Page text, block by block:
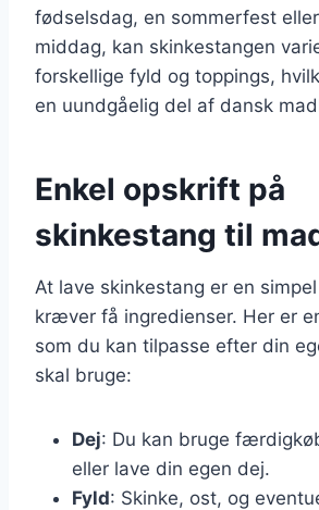
fødselsdag, en sommerfest
middag, kan skinkestangen
forskellige fyld og toppings,
en uundgåelig del af dansk
Enkel opskrift på
skinkestang til
At lave skinkestang er en
kræver få ingredienser. Her er
som du kan tilpasse efter din
skal bruge:
Dej: Du kan bruge
eller lave din egen dej.
Fyld: Skinke, ost, og